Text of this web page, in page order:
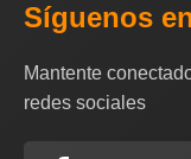
Síguenos
Mantente
redes sociales